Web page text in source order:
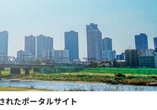
れたポータルサイト